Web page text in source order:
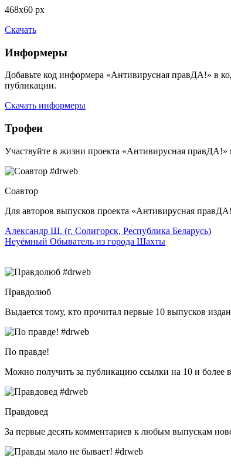
468x60 px
Скачать
Информеры
Добавьте код информера «Антивирусная правДА!» в
публикации.
Скачать информеры
Трофеи
Участвуйте в жизни проекта «Антивирусная правДА!»
Соавтор
Для авторов выпусков проекта «Антивирусная
Александр Ш. (г. Солигорск, Республика Беларусь)
Неуёмный Обыватель из города Шахты
Правдолюб
Выдается тому, кто прочитал первые 10 выпусков
По правде!
Можно получить за публикацию ссылки на 10 и более
Правдовед
За первые десять комментариев к любым выпускам